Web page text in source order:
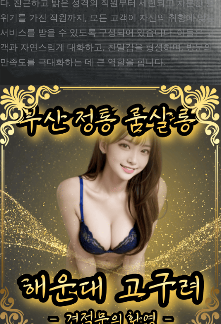
위기를 가진 직원까지, 모든 고객이 자신의 취향에 맞는
서비스를 받을 수 있도록 구성되어 있습니다. 이들은 고
객과 자연스럽게 대화하고, 친밀감을 형성하며, 방문의
만족도를 극대화하는 데 큰 역할을 합니다.